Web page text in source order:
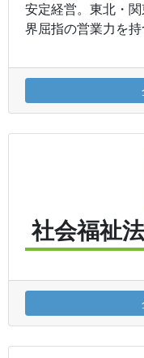
安定経営。東北・
界屈指の営業力を持
社会福祉